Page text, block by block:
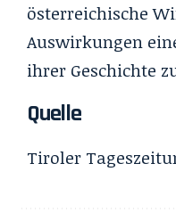
österreichische
Auswirkungen
ihrer Geschichte
Quelle
Tiroler